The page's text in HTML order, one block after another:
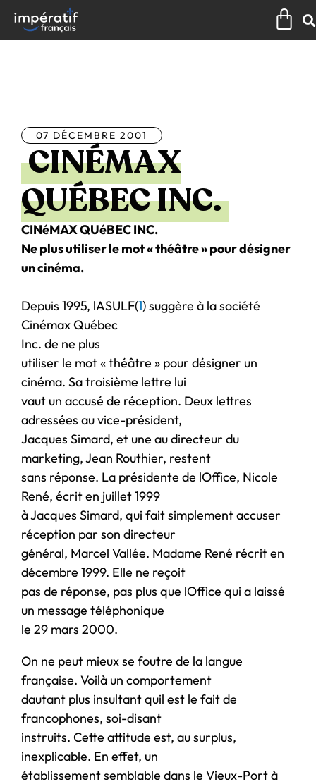
contenu
07 DÉCEMBRE 2001
CINÉMAX
QUÉBEC INC.
CINéMAX QUéBEC INC.
Ne plus utiliser le mot « théâtre » pour désigner
un cinéma.
Depuis 1995, lASULF(1) suggère à la société
Cinémax Québec
Inc. de ne plus
utiliser le mot « théâtre » pour désigner un
cinéma. Sa troisième lettre lui
vaut un accusé de réception. Deux lettres
adressées au vice-président,
Jacques Simard, et une au directeur du
marketing, Jean Routhier, restent
sans réponse. La présidente de lOffice, Nicole
René, écrit en juillet 1999
à Jacques Simard, qui fait simplement accuser
réception par son directeur
général, Marcel Vallée. Madame René récrit en
décembre 1999. Elle ne reçoit
pas de réponse, pas plus que lOffice qui a laissé
un message téléphonique
le 29 mars 2000.
On ne peut mieux se foutre de la langue
française. Voilà un comportement
dautant plus insul­tant quil est le fait de
francophones, soi-disant
instruits. Cette attitude est, au surplus,
inexplicable. En effet, un
établissement sem­blable dans le Vieux-Port à